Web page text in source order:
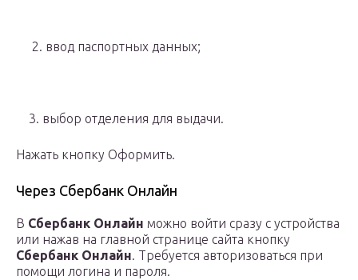
2. ввод паспортных данных;
3. выбор отделения для выдачи.
Нажать кнопку Оформить.
Через Сбербанк Онлайн
В Сбербанк Онлайн можно войти сразу с устройства
или нажав на главной странице сайта кнопку
Сбербанк Онлайн. Требуется авторизоваться при
помощи логина и пароля.